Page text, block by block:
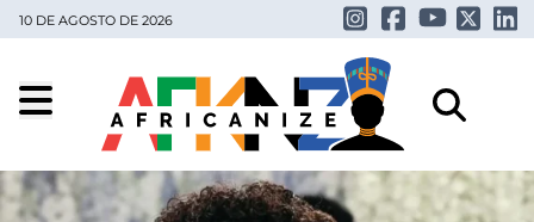
10 DE AGOSTO DE 2026